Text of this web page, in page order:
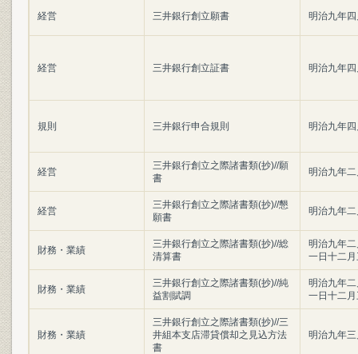
経営 三井銀行創立願書 明治九年
経営 三井銀行創立証書 明治九年
規則 三井銀行申合規則 明治九年
経営
三井銀行創立之際諸書類(抄)//願
書
明治九年
経営
三井銀行創立之際諸書類(抄)//懇
願書
明治九年
財務・業績
三井銀行創立之際諸書類(抄)//総
清算書
明治九年
一日十二
財務・業績
三井銀行創立之際諸書類(抄)//純
益割賦調
明治九年
一日十二
財務・業績
三井銀行創立之際諸書類(抄)//三
井組本支店滞貸償却之見込方法
書
明治九年